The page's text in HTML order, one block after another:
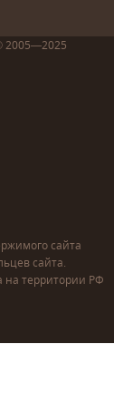
2005—2025
сайта
сайта.
на территории РФ